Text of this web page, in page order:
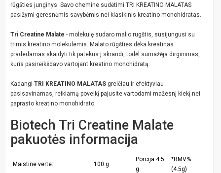
rūgšties junginys. Savo chemine sudėtimi TRI KREATINO MALATAS
pasižymi geresnėmis savybėmis nei klasikinis kreatino monohidratas.
Tri Creatine Malate - molekulę sudaro malio rugštis, susijungusi su
trimis kreatino molekulemis. Malato rūgšties dėka kreatinas
pradedamas skaidyti tik patekus į skrandi, todėl sumažėja dirginimas,
kuris pasireikšdavo vartojant kreatino monohidratą.
Kadangi TRI KREATINO MALATAS greičiau ir efektyviau
pasisavinamas, reikiamą poveikį pajusite vartodami mažesnį kiekį nei
paprasto kreatino monohidrato.
Biotech Tri Creatine Malate
pakuotės informacija
Maistine verte: 100 g
Porcija 4.5
g
*RMV%
(4.5g)